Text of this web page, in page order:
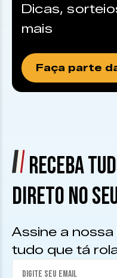
Dicas,
mais
Faça parte
RECEBA
DIRETO NO
Assine a
tudo que tá